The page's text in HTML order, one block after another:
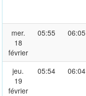
mer.
18
février
05:55 06:05
jeu.
19
février
05:54 06:04